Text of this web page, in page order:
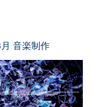
音楽制作